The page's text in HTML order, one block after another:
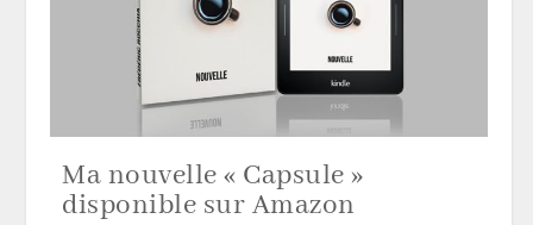
Ma nouvelle « Capsule »
disponible sur Amazon